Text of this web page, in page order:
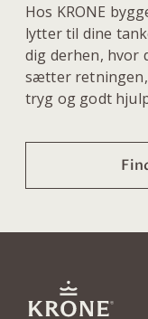
Hos KRONE
lytter til dine
dig derhen, hvor
sætter
tryg og godt